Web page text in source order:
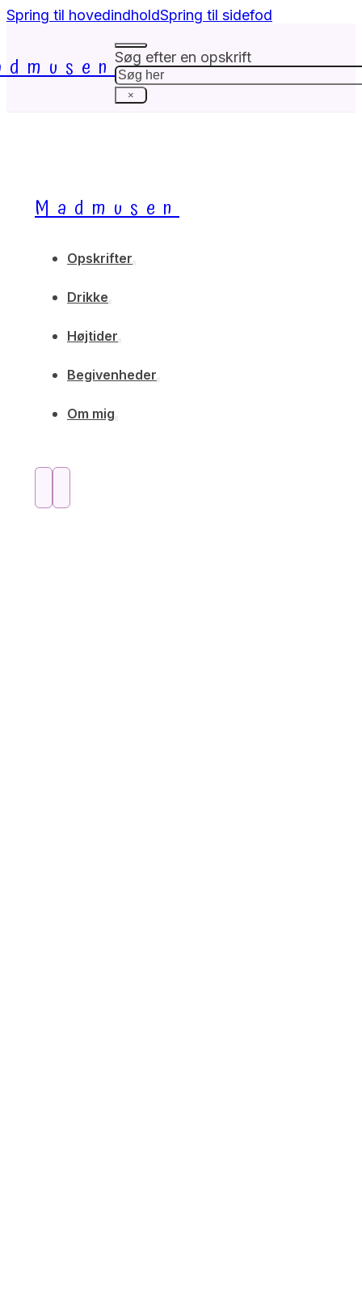
Spring til hovedindholdSpring til sidefod
Søg efter en opskrift
Søg
×
Madmusen
Opskrifter
Drikke
Højtider
Begivenheder
Om mig